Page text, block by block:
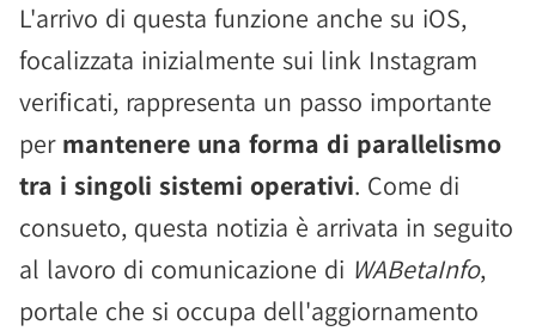
L'arrivo di questa funzione anche su iOS,
focalizzata inizialmente sui link Instagram
verificati, rappresenta un passo importante
per mantenere una forma di parallelismo
tra i singoli sistemi operativi. Come di
consueto, questa notizia è arrivata in seguito
al lavoro di comunicazione di WABetaInfo,
portale che si occupa dell'aggiornamento